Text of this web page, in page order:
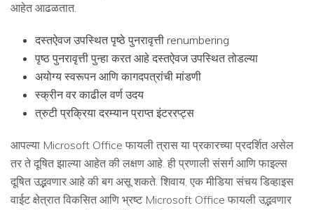
आहेत आढळतात.
दस्तऐवज उपस्थित पृष्ठे पुनरावृत्ती renumbering
पृष्ठ पुनरावृत्ती पुन्हा करत आहे दस्तऐवज उपस्थित तोडल्या
अयोग्य स्वरूपन आणि कागदपत्रांची मांडणी
स्क्रीन वर काढील वर्ण उदय
त्रुटी प्रक्रिया दरम्यान प्राप्त इंटररप्ट्स
आपल्या Microsoft Office फायली त्रास या प्रकारच्या प्रदर्शित असेल
तर ते दूषित झाल्या आहेत की लक्षण आहे. ही प्रणाली संसर्ग आणि फाइल्स
दूषित उद्भवणार आहे की बग असू शकते. शिवाय, एक मीडिया संचय डिव्हाइस
वाईट क्षेत्रात विकसित आणि भ्रष्ट Microsoft Office फायली उद्भवणार